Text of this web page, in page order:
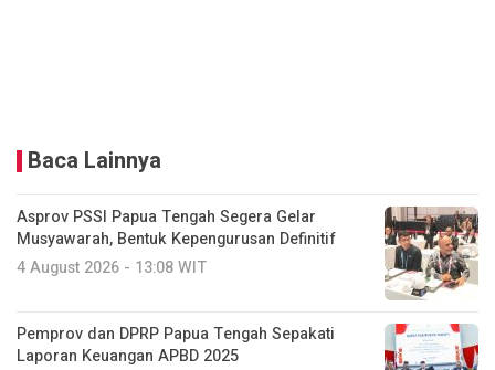
Baca Lainnya
Asprov PSSI Papua Tengah Segera Gelar
Musyawarah, Bentuk Kepengurusan Definitif
4 August 2026 - 13:08 WIT
Pemprov dan DPRP Papua Tengah Sepakati
Laporan Keuangan APBD 2025